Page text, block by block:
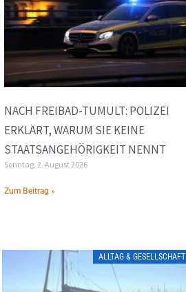
NACH FREIBAD-TUMULT: POLIZEI
ERKLÄRT, WARUM SIE KEINE
STAATSANGEHÖRIGKEIT NENNT
Sonntag, 2. August 2026
Zum Beitrag »
ALLTAG & GESELLSCHAFT